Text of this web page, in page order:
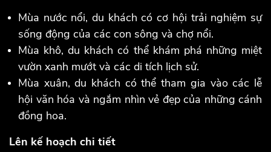
Mùa nước nổi, du khách có cơ hội trải nghiệm sự
sống động của các con sông và chợ nổi.
Mùa khô, du khách có thể khám phá những miệt
vườn xanh mướt và các di tích lịch sử.
Mùa xuân, du khách có thể tham gia vào các lễ
hội văn hóa và ngắm nhìn vẻ đẹp của những cánh
đồng hoa.
Lên kế hoạch chi tiết